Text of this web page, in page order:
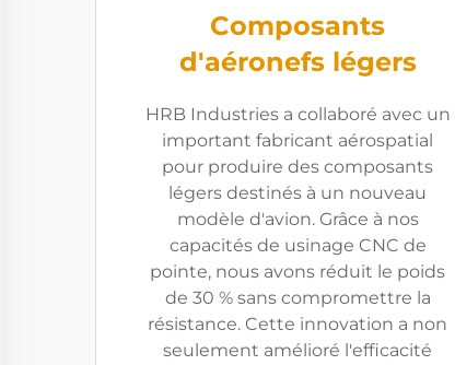
Composants
d'aéronefs légers
HRB Industries a collaboré avec un
important fabricant aérospatial
pour produire des composants
légers destinés à un nouveau
modèle d'avion. Grâce à nos
capacités de usinage CNC de
pointe, nous avons réduit le poids
de 30 % sans compromettre la
résistance. Cette innovation a non
seulement amélioré l'efficacité